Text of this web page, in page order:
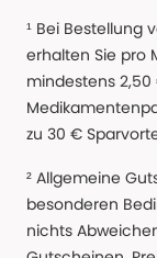
¹ Bei Bestellung
erhalten Sie pro
mindestens
zu 30 €
² Allgemeine
besonderen
nichts